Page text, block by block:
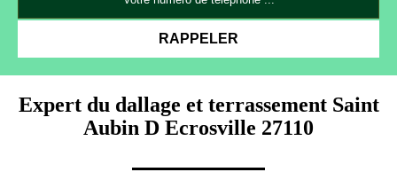
Expert du dallage et terrassement Saint
Aubin D Ecrosville 27110